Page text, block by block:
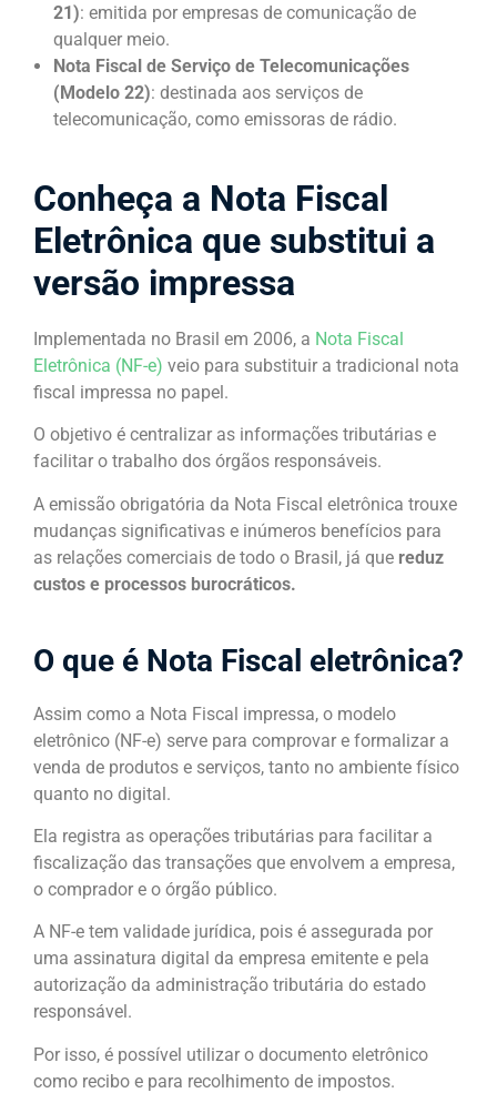
21): emitida por empresas de comunicação de
qualquer meio.
Nota Fiscal de Serviço de Telecomunicações
(Modelo 22): destinada aos serviços de
telecomunicação, como emissoras de rádio.
Conheça a Nota Fiscal
Eletrônica que substitui a
versão impressa
Implementada no Brasil em 2006, a Nota Fiscal
Eletrônica (NF-e) veio para substituir a tradicional nota
fiscal impressa no papel.
O objetivo é centralizar as informações tributárias e
facilitar o trabalho dos órgãos responsáveis.
A emissão obrigatória da Nota Fiscal eletrônica trouxe
mudanças significativas e inúmeros benefícios para
as relações comerciais de todo o Brasil, já que reduz
custos e processos burocráticos.
O que é Nota Fiscal eletrônica?
Assim como a Nota Fiscal impressa, o modelo
eletrônico (NF-e) serve para comprovar e formalizar a
venda de produtos e serviços, tanto no ambiente físico
quanto no digital.
Ela registra as operações tributárias para facilitar a
fiscalização das transações que envolvem a empresa,
o comprador e o órgão público.
A NF-e tem validade jurídica, pois é assegurada por
uma assinatura digital da empresa emitente e pela
autorização da administração tributária do estado
responsável.
Por isso, é possível utilizar o documento eletrônico
como recibo e para recolhimento de impostos.